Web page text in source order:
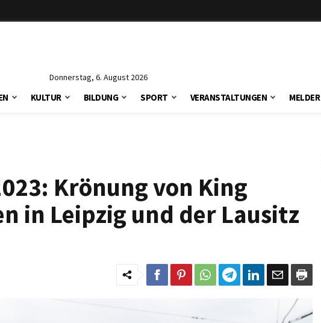
Donnerstag, 6. August 2026
KULTUR BILDUNG SPORT VERANSTALTUNGEN MELDER
Krönung von King
in Leipzig und der Lausitz